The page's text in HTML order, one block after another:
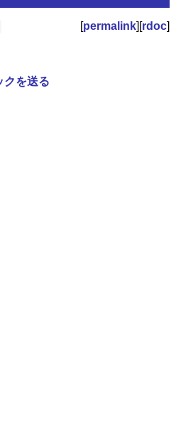
[permalink][rdoc]
クを送る